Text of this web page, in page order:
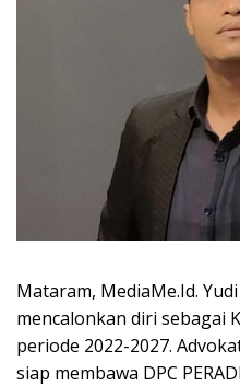
Mataram, MediaMe.Id.
mencalonkan diri sebagai
periode 2022-2027.
siap membawa DPC